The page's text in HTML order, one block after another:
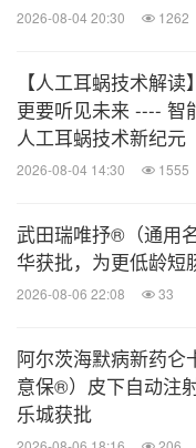
2026-08-04 20:30 1262
【人工耳蜗技术解读
更要听见未来 ---- 智
人工耳蜗技术新纪元
2026-08-04 14:30 1555
武田瑞唯抒®（通用
华获批，为更低龄短
2026-08-06 22:08 33
阿尔茨海默病新药仑
意保®）皮下自动注
乐城获批